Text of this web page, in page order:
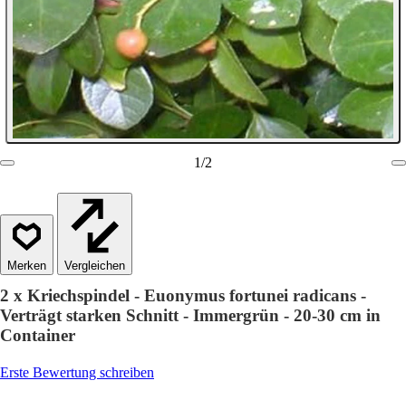
1/2
Vergleichen
2 x Kriechspindel - Euonymus fortunei radicans -
Verträgt starken Schnitt - Immergrün - 20-30 cm in
Container
Erste Bewertung schreiben